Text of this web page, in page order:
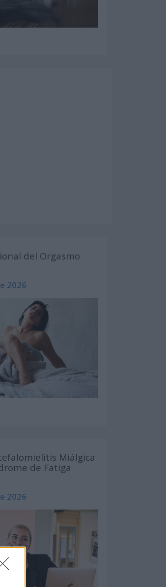
del Orgasmo
2026
Miálgica
de Fatiga
2026